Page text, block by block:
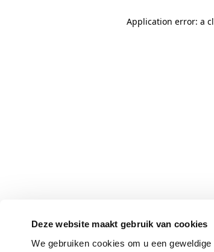
Deze website maakt gebruik van cookies
We gebruiken cookies om u een
Application error: a